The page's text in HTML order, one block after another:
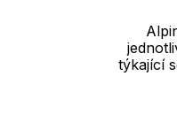
týkající